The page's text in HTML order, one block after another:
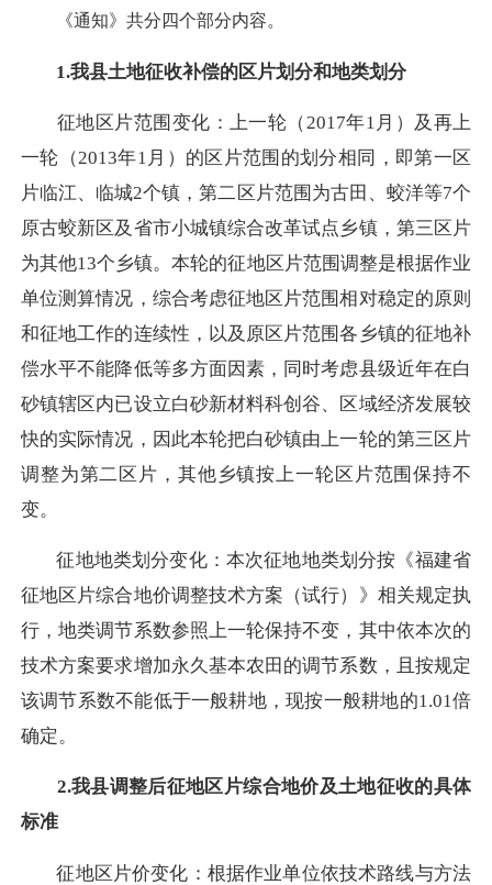
《通知》共分四个部分内容。
1.我县土地征收补偿的区片划分和地类划分
征地区片范围变化：上一轮（ 2017年1月）及再上
一轮（2013年1月）的区片范围的划分相同，即第一区
片临江、临城2个镇，第二区片范围为古田、蛟洋等7个
原古蛟新区及省市小城镇综合改革试点乡镇，第三区片
为其他13个乡镇。本轮的征地区片范围调整是根据作业
单位测算情况，综合考虑征地区片范围相对稳定的原则
和征地工作的连续性，以及原区片范围各乡镇的征地补
偿水平不能降低等多方面因素，同时考虑县级近年在白
砂镇辖区内已设立白砂新材料科创谷、区域经济发展较
快的实际情况，因此本轮把白砂镇由上一轮的第三区片
调整为第二区片，其他乡镇按上一轮区片范围保持不
变。
征地地类划分变化：本次征地地类划分按《福建省
征地区片综合地价调整技术方案（试行）》相关规定执
行，地类调节系数参照上一轮保持不变，其中依本次的
技术方案要求增加永久基本农田的调节系数，且按规定
该调节系数不能低于一般耕地，现按一般耕地的1.01倍
确定。
2.我县调整后征地区片综合地价及土地征收的具体
标准
征地区片价变化：根据作业单位依技术路线与方法